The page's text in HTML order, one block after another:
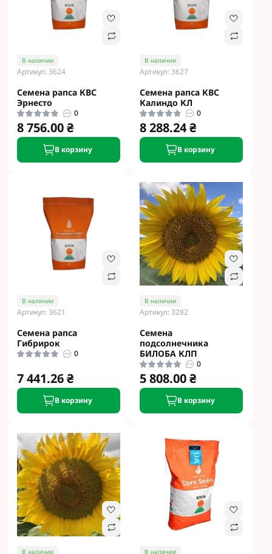
В наличии
Артикул: 3624
Семена рапса КВС
Эрнесто
0
8 756.00 ₴
В корзину
В наличии
Артикул: 3627
Семена рапса КВС
Калиндо КЛ
0
8 288.24 ₴
В корзину
В наличии
Артикул: 3621
Семена рапса
Гибрирок
0
7 441.26 ₴
В корзину
В наличии
Артикул: 3282
Семена
подсолнечника
БИЛОБА КЛП
0
5 808.00 ₴
В корзину
В наличии В наличии